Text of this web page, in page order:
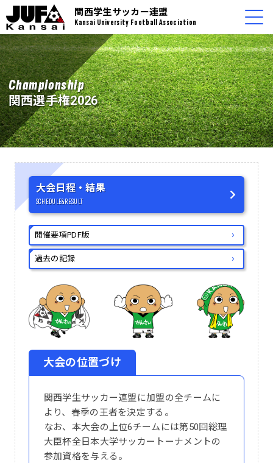
関西学生サッカー連盟
Kansai University Football Association
Championship
関西選手権2026
大会日程・結果
SCHEDULE&RESULT
開催要項PDF版
過去の記録
大会の位置づけ
関西学生サッカー連盟に加盟の全チームに
より、春季の王者を決定する。
なお、本大会の上位6チームには第50回総理
大臣杯全日本大学サッカートーナメントの
参加資格を与える。